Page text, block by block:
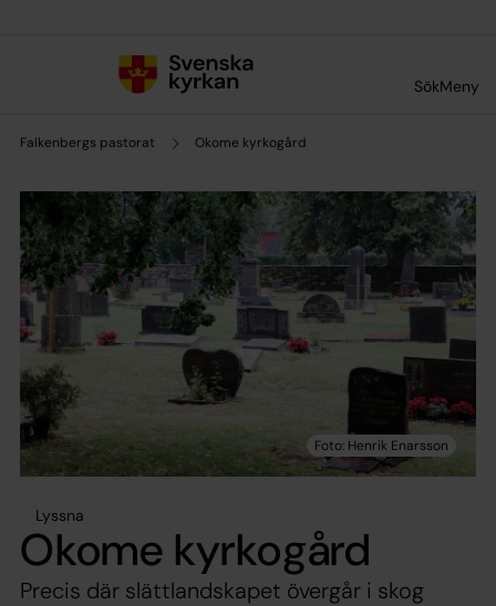
SökMeny
Falkenbergs pastorat Okome kyrkogård
Lyssna
Okome kyrkogård
Precis där slättlandskapet övergår i skog